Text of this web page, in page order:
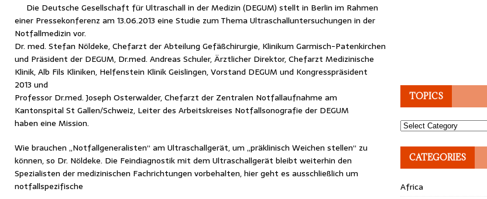
Die Deutsche Gesellschaft für Ultraschall in der Medizin (DEGUM) stellt in Berlin im Rahmen
einer Pressekonferenz am 13.06.2013 eine Studie zum Thema Ultraschalluntersuchungen in der
Notfallmedizin vor.
Dr. med. Stefan Nöldeke, Chefarzt der Abteilung Gefäßchirurgie, Klinikum Garmisch-Patenkirchen
und Präsident der DEGUM, Dr.med. Andreas Schuler, Ärztlicher Direktor, Chefarzt Medizinische
Klinik, Alb Fils Kliniken, Helfenstein Klinik Geislingen, Vorstand DEGUM und Kongresspräsident
2013 und
Professor Dr.med. Joseph Osterwalder, Chefarzt der Zentralen Notfallaufnahme am
Kantonspital St Gallen/Schweiz, Leiter des Arbeitskreises Notfallsonografie der DEGUM
haben eine Mission.
Wie brauchen „Notfallgeneralisten“ am Ultraschallgerät, um „präklinisch Weichen stellen“ zu
können, so Dr. Nöldeke. Die Feindiagnostik mit dem Ultraschallgerät bleibt weiterhin den
Spezialisten der medizinischen Fachrichtungen vorbehalten, hier geht es ausschließlich um
notfallspezifische
TOPICS
Topics
CATEGORIES
Africa